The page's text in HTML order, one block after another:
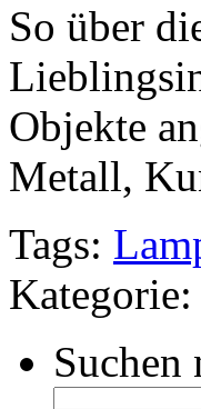
So über
Objekte
Metall,
Tags:
Kategorie:
Suchen